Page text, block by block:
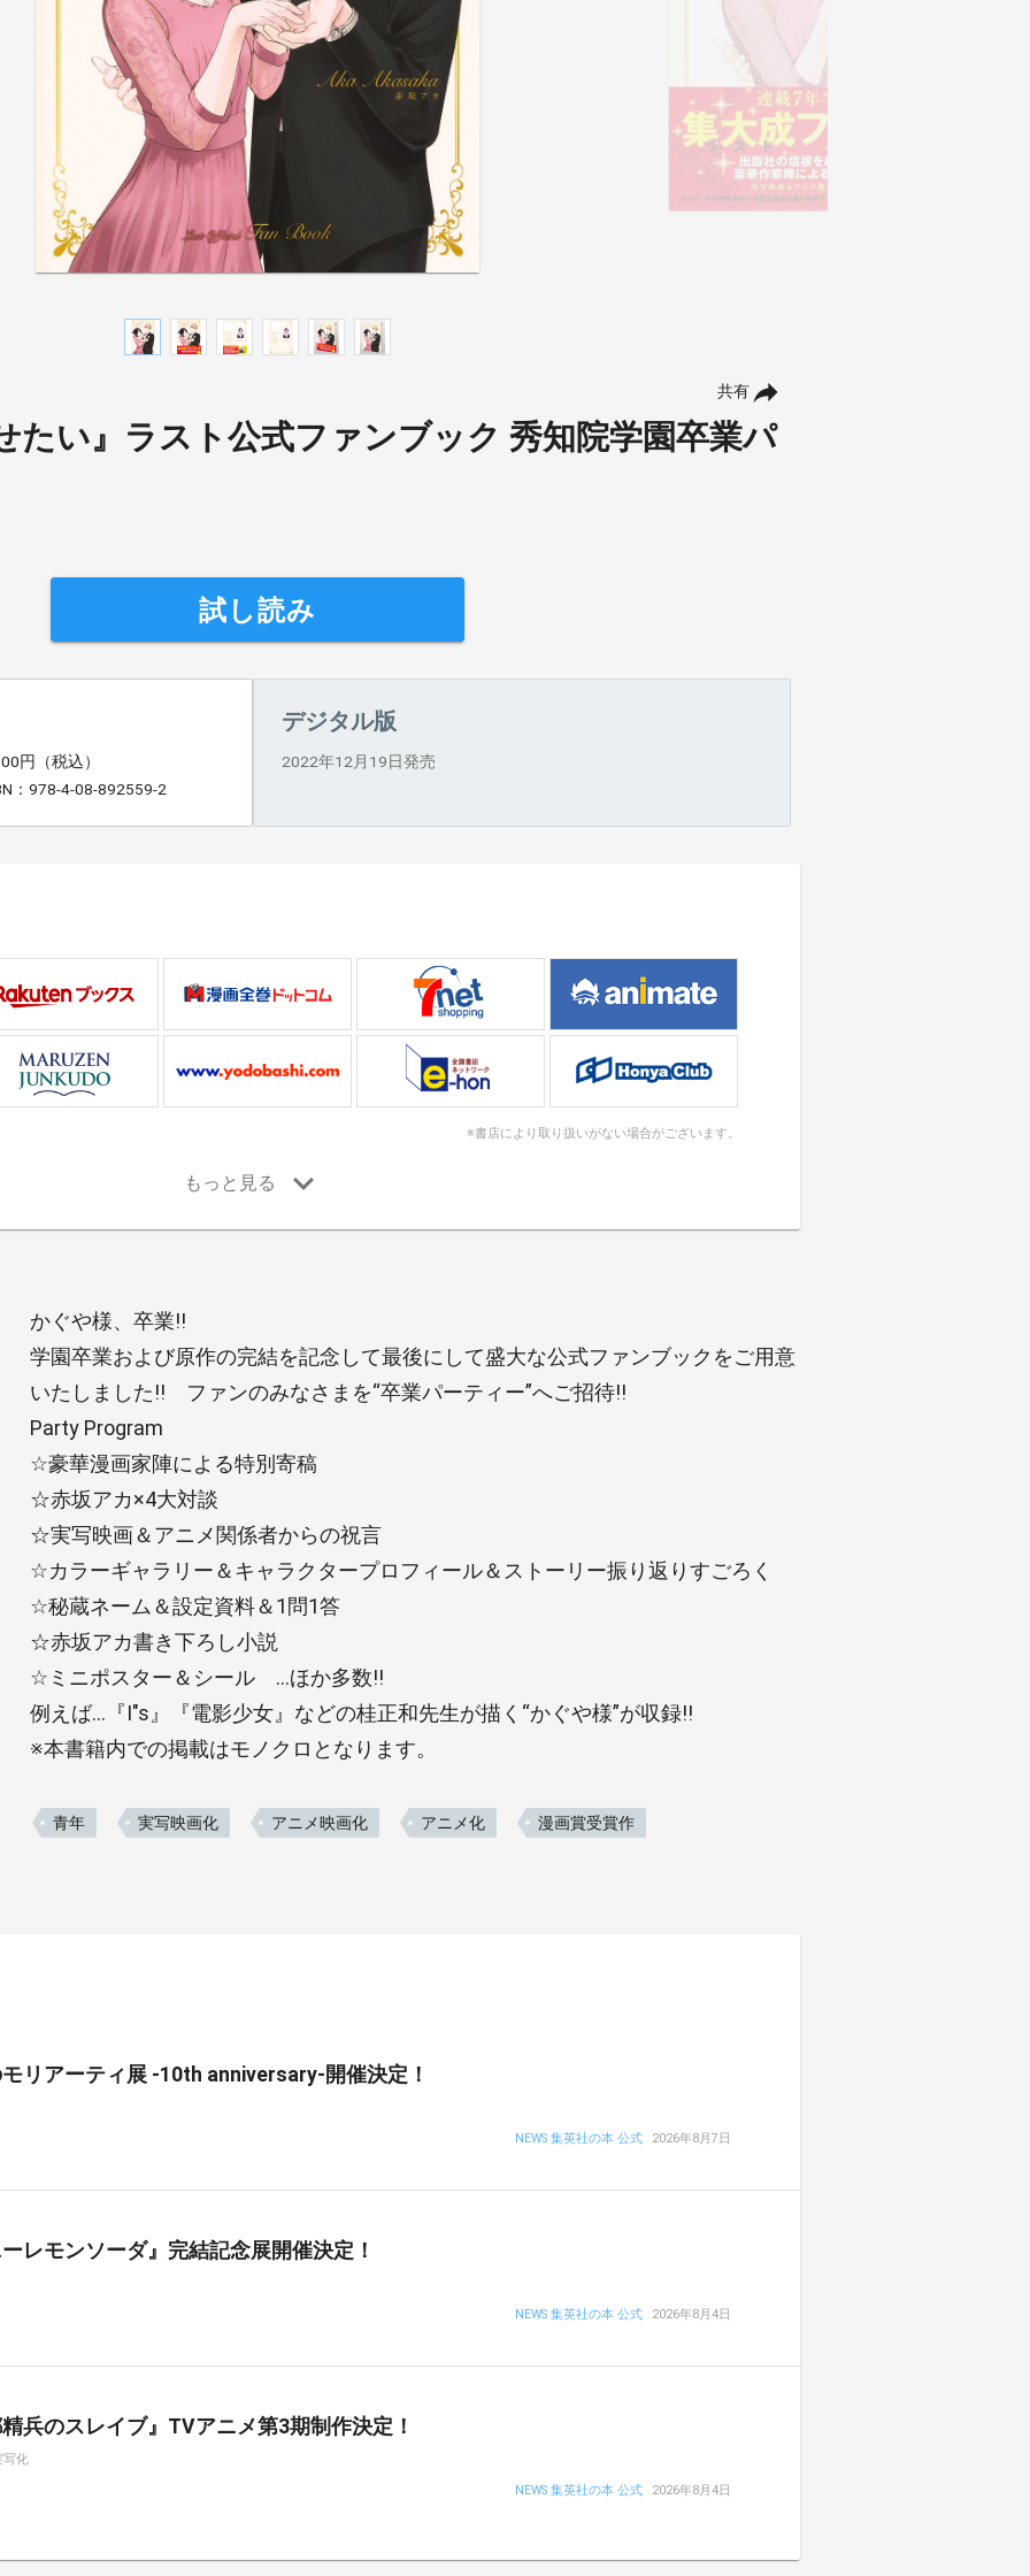
共有
たい』ラスト公式ファンブック 秀知院学園卒業パ
試し読み
円（税込）
：978-4-08-892559-2
デジタル版
2022年12月19日発売
※書店により取り扱いがない場合がございます。
かぐや様、卒業!!
学園卒業および原作の完結を記念して最後にして盛大な公式ファンブックをご用意
いたしました!! ファンのみなさまを“卒業パーティー”へご招待!!
Party Program
☆豪華漫画家陣による特別寄稿
☆赤坂アカ×4大対談
☆実写映画＆アニメ関係者からの祝言
☆カラーギャラリー＆キャラクタープロフィール＆ストーリー振り返りすごろく
☆秘蔵ネーム＆設定資料＆1問1答
☆赤坂アカ書き下ろし小説
☆ミニポスター＆シール …ほか多数!!
例えば…『I"s』『電影少女』などの桂正和先生が描く“かぐや様”が収録!!
※本書籍内での掲載はモノクロとなります。
青年 実写映画化 アニメ映画化 アニメ化 漫画賞受賞作
リアーティ展 -10th anniversary-開催決定！
NEWS 集英社の本 公式 2026年8月7日
レモンソーダ』完結記念展開催決定！
NEWS 集英社の本 公式 2026年8月4日
兵のスレイブ』TVアニメ第3期制作決定！
写化
NEWS 集英社の本 公式 2026年8月4日